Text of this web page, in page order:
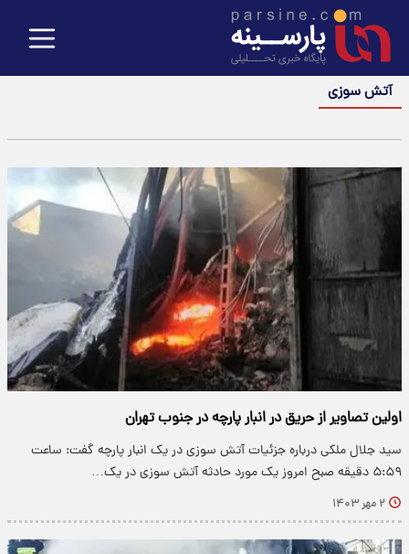
آتش سوزی
اولین تصاویر از حریق در انبار پارچه در جنوب تهران
سید جلال ملکی درباره جزئیات آتش سوزی در یک انبار پارچه گفت: ساعت
۵:۵۹ دقیقه صبح امروز یک مورد حادثه آتش سوزی در یک…
۲ مهر ۱۴۰۳